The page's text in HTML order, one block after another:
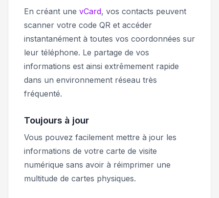
En créant une vCard, vos contacts peuvent
scanner votre code QR et accéder
instantanément à toutes vos coordonnées sur
leur téléphone. Le partage de vos
informations est ainsi extrêmement rapide
dans un environnement réseau très
fréquenté.
Toujours à jour
Vous pouvez facilement mettre à jour les
informations de votre carte de visite
numérique sans avoir à réimprimer une
multitude de cartes physiques.